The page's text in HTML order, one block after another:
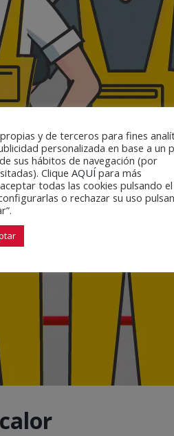
y de terceros para fines
personalizada en base a un
sus hábitos de navegación (por
Clique AQUÍ para más
todas las cookies pulsando el
o rechazar su uso